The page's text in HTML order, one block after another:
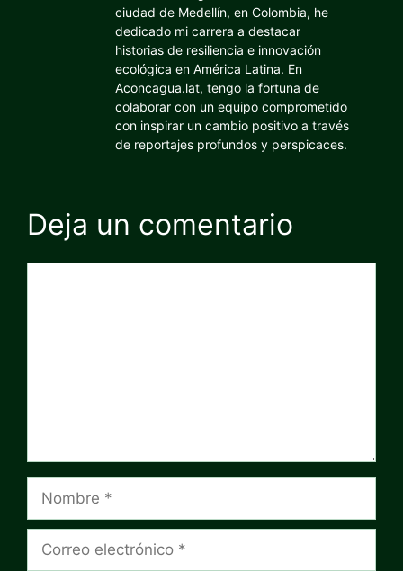
ciudad de Medellín, en Colombia, he
dedicado mi carrera a destacar
historias de resiliencia e innovación
ecológica en América Latina. En
Aconcagua.lat, tengo la fortuna de
colaborar con un equipo comprometido
con inspirar un cambio positivo a través
de reportajes profundos y perspicaces.
Deja un comentario
electrónico